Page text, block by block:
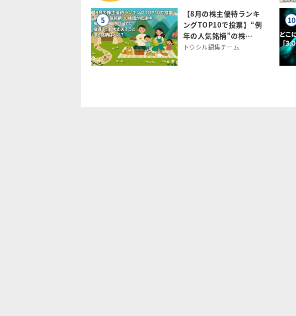
5
【8月の株主優待ランキ
ングTOP10で投票】“例
年の人気銘柄”の株…
トウシル編集チーム
10